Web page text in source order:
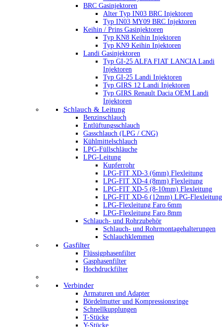
BRC Gasinjektoren
Alter Typ IN03 BRC Injektoren
Typ IN03 MY09 BRC Injektoren
Keihin / Prins Gasinjektoren
Typ KN8 Keihin Injektoren
Typ KN9 Keihin Injektoren
Landi Gasinjektoren
Typ GI-25 ALFA FIAT LANCIA Landi
Injektoren
Typ GI-25 Landi Injektoren
Typ GIRS 12 Landi Injektoren
Typ GIRS Renault Dacia OEM Landi
Injektoren
Schlauch & Leitung
Benzinschlauch
Entlüftungsschlauch
Gasschlauch (LPG / CNG)
Kühlmittelschlauch
LPG-Füllschläuche
LPG-Leitung
Kupferrohr
LPG-FIT XD-3 (6mm) Flexleitung
LPG-FIT XD-4 (8mm) Flexleitung
LPG-FIT XD-5 (8-10mm) Flexleitung
LPG-FIT XD-6 (12mm) LPG-Flexleitung
LPG-Flexleitung Faro 6mm
LPG-Flexleitung Faro 8mm
Schlauch- und Rohrzubehör
Schlauch- und Rohrmontagehalterungen
Schlauchklemmen
Gasfilter
Flüssigphasenfilter
Gasphasenfilter
Hochdruckfilter
Verbinder
Armaturen und Adapter
Bördelmutter und Kompressionsringe
Schnellkupplungen
T-Stücke
Y-Stücke